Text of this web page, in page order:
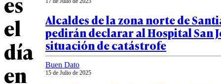
el
día
en
Alcaldes de la zona norte de
pedirán declarar al Hospital San
situación de catástrofe
Buen Dato
15 de Julio de 2025